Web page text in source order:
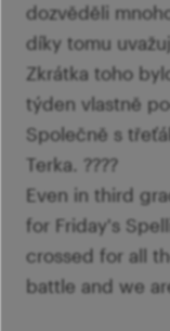
dozvěděli
díky tomu
Zkrátka toho
týden vlastně
Společně s
Terka. ????
Even in third
for Friday's
crossed for all
battle and we